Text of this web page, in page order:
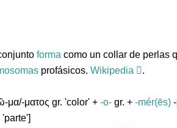
forma como un collar de perlas
profásicos. Wikipedia .
μα/-ματος gr. 'color' + -o- gr. + -mér(ēs)